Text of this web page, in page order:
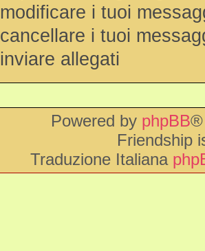
modificare i tuoi
cancellare i tuoi
inviare allegati
Powered by phpBB®
Friendship
Traduzione Italiana